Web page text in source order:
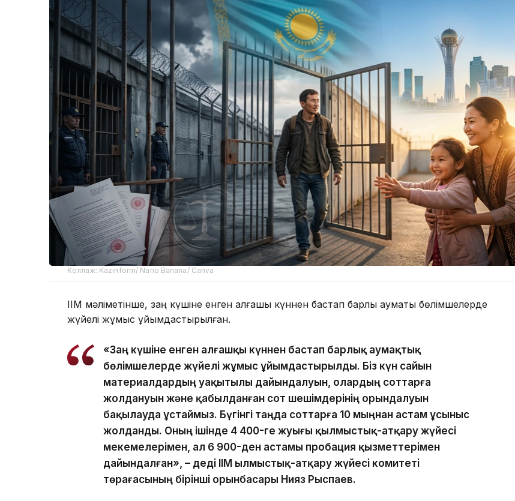
Коллаж: Kazinform/ Nano Banana/ Canva
ІІМ мәліметінше, заң күшіне енген алғашқы күннен бастап барлық аумақтық бөлімшелерде
жүйелі жұмыс ұйымдастырылған.
«Заң күшіне енген алғашқы күннен бастап барлық аумақтық
бөлімшелерде жүйелі жұмыс ұйымдастырылды. Біз күн сайын
материалдардың уақытылы дайындалуын, олардың соттарға
жолдануын және қабылданған сот шешімдерінің орындалуын
бақылауда ұстаймыз. Бүгінгі таңда соттарға 10 мыңнан астам ұсыныс
жолданды. Оның ішінде 4 400-ге жуығы қылмыстық-атқару жүйесі
мекемелерімен, ал 6 900-ден астамы пробация қызметтерімен
дайындалған», – деді ІІМ Қылмыстық-атқару жүйесі комитеті
төрағасының бірінші орынбасары Нияз Рыспаев.